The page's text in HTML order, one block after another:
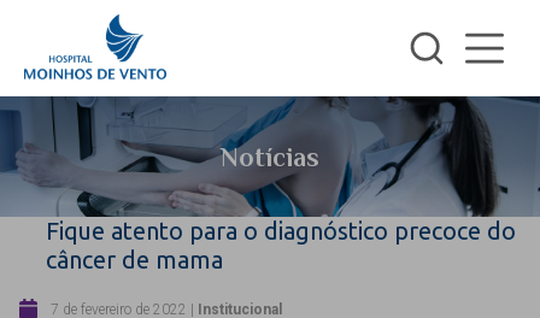
Notícias
Fique atento para o diagnóstico precoce do
câncer de mama
7 de fevereiro de 2022 | Institucional